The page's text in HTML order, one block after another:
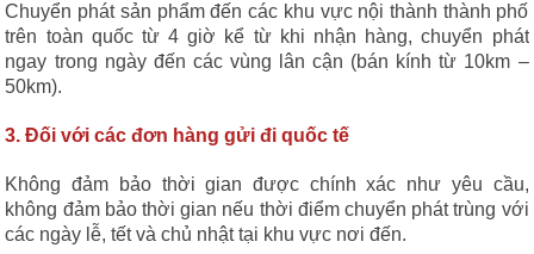
Chuyển phát sản phẩm đến các khu vực nội thành thành phố
trên toàn quốc từ 4 giờ kể từ khi nhận hàng, chuyển phát
ngay trong ngày đến các vùng lân cận (bán kính từ 10km –
50km).
3. Đối với các đơn hàng gửi đi quốc tế
Không đảm bảo thời gian được chính xác như yêu cầu,
không đảm bảo thời gian nếu thời điểm chuyển phát trùng với
các ngày lễ, tết và chủ nhật tại khu vực nơi đến.